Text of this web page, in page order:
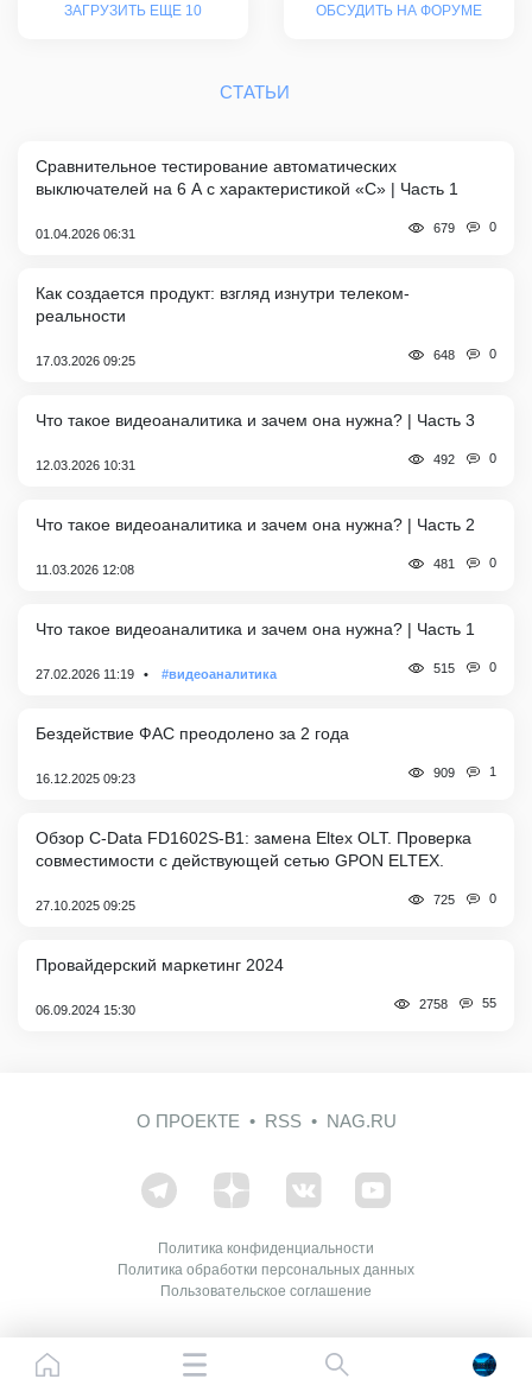
ЗАГРУЗИТЬ ЕЩЕ 10 ОБСУДИТЬ НА ФОРУМЕ
СТАТЬИ
Сравнительное тестирование автоматических
выключателей на 6 А с характеристикой «C» | Часть 1
01.04.2026 06:31 679 0
Как создается продукт: взгляд изнутри телеком-
реальности
17.03.2026 09:25 648 0
Что такое видеоаналитика и зачем она нужна? | Часть 3
12.03.2026 10:31 492 0
Что такое видеоаналитика и зачем она нужна? | Часть 2
11.03.2026 12:08 481 0
Что такое видеоаналитика и зачем она нужна? | Часть 1
27.02.2026 11:19 #видеоаналитика 515 0
Бездействие ФАС преодолено за 2 года
16.12.2025 09:23 909 1
Обзор C-Data FD1602S-B1: замена Eltex OLT. Проверка
совместимости с действующей сетью GPON ELTEX.
27.10.2025 09:25 725 0
Провайдерский маркетинг 2024
06.09.2024 15:30 2758 55
О ПРОЕКТЕ RSS NAG.RU
Политика конфиденциальности
Политика обработки персональных данных
Пользовательское соглашение